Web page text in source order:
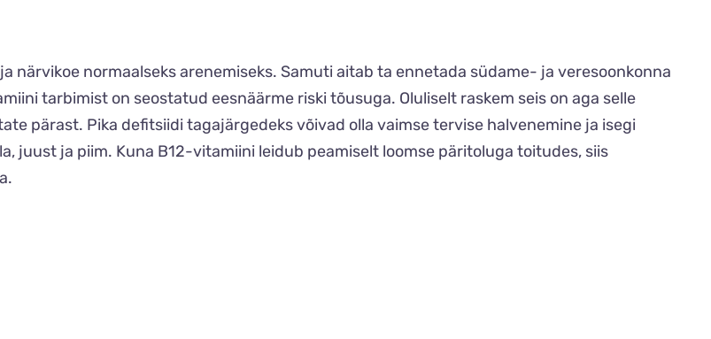
närvikoe normaalseks arenemiseks. Samuti aitab ta ennetada südame- ja veresoonkonna
tarbimist on seostatud eesnäärme riski tõusuga. Oluliselt raskem seis on aga selle
pärast. Pika defitsiidi tagajärgedeks võivad olla vaimse tervise halvenemine ja isegi
juust ja piim. Kuna B12-vitamiini leidub peamiselt loomse päritoluga toitudes, siis